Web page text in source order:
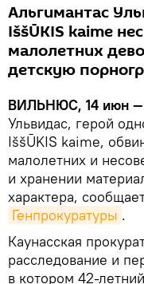
Альгимантас
IššŪKIS kaime
малолетних
детскую
ВИЛЬНЮС, 14 июн —
Ульвидас, герой
IššŪKIS kaime,
малолетних и
и хранении
характера,
Генпрокуратуры .
Каунасская
расследование и
в котором 42-